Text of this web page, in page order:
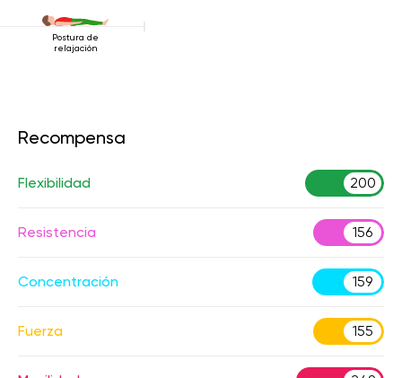
Postura de
relajación
Recompensa
Flexibilidad 200
Resistencia 156
Concentración 159
Fuerza 155